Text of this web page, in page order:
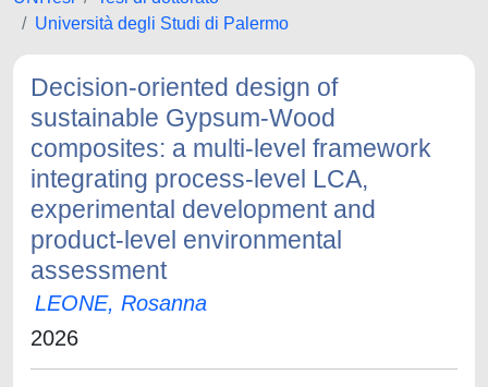
Università degli Studi di Palermo
Decision-oriented design of
sustainable Gypsum-Wood
composites: a multi-level framework
integrating process-level LCA,
experimental development and
product-level environmental
assessment
LEONE, Rosanna
2026